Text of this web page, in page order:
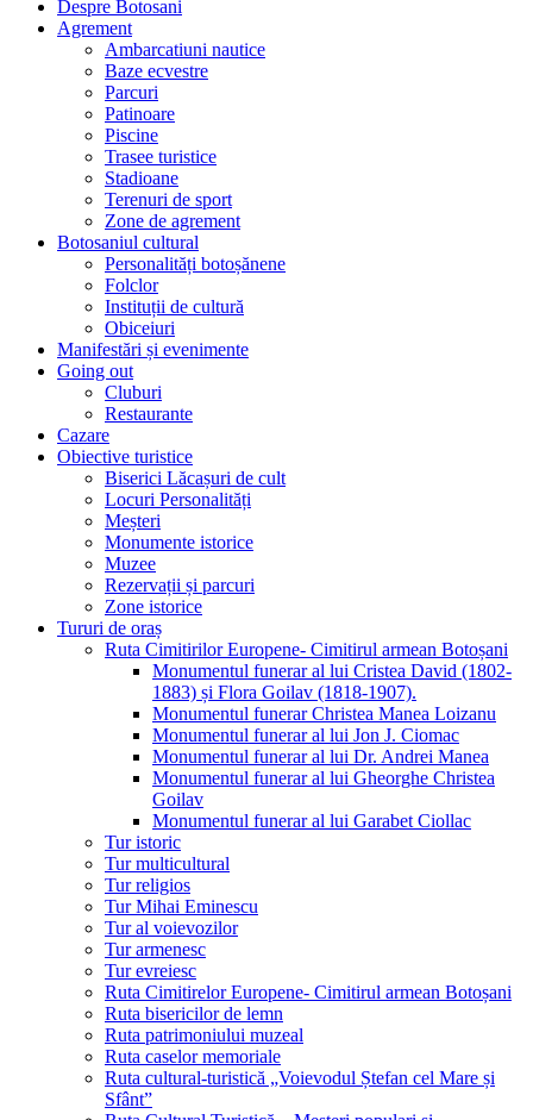
Despre Botosani
Agrement
Ambarcatiuni nautice
Baze ecvestre
Parcuri
Patinoare
Piscine
Trasee turistice
Stadioane
Terenuri de sport
Zone de agrement
Botosaniul cultural
Personalități botoșănene
Folclor
Instituții de cultură
Obiceiuri
Manifestări și evenimente
Going out
Cluburi
Restaurante
Cazare
Obiective turistice
Biserici Lăcașuri de cult
Locuri Personalități
Meșteri
Monumente istorice
Muzee
Rezervații și parcuri
Zone istorice
Tururi de oraș
Ruta Cimitirilor Europene- Cimitirul armean Botoșani
Monumentul funerar al lui Cristea David (1802-
1883) și Flora Goilav (1818-1907).
Monumentul funerar Christea Manea Loizanu
Monumentul funerar al lui Jon J. Ciomac
Monumentul funerar al lui Dr. Andrei Manea
Monumentul funerar al lui Gheorghe Christea
Goilav
Monumentul funerar al lui Garabet Ciollac
Tur istoric
Tur multicultural
Tur religios
Tur Mihai Eminescu
Tur al voievozilor
Tur armenesc
Tur evreiesc
Ruta Cimitirelor Europene- Cimitirul armean Botoșani
Ruta bisericilor de lemn
Ruta patrimoniului muzeal
Ruta caselor memoriale
Ruta cultural-turistică „Voievodul Ștefan cel Mare și
Sfânt”